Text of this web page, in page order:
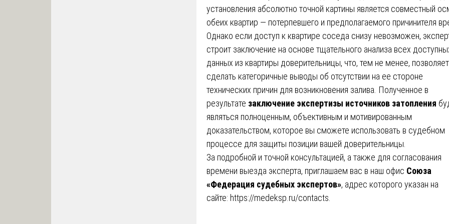
установления абсолютно точной картины является совместный
обеих квартир — потерпевшего и предполагаемого причинителя
Однако если доступ к квартире соседа снизу невозможен,
строит заключение на основе тщательного анализа всех
данных из квартиры доверительницы, что, тем не менее, позволяет
сделать категоричные выводы об отсутствии на ее стороне
технических причин для возникновения залива. Полученное в
результате заключение экспертизы источников затопления
являться полноценным, объективным и мотивированным
доказательством, которое вы сможете использовать в судебном
процессе для защиты позиции вашей доверительницы.
За подробной и точной консультацией, а также для согласования
времени выезда эксперта, приглашаем вас в наш офис Союза
«Федерация судебных экспертов», адрес которого указан на
сайте: https://medeksp.ru/contacts